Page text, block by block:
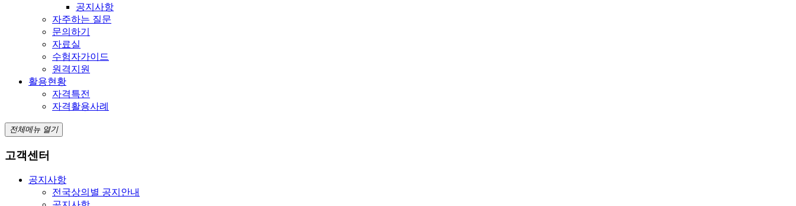
공지사항
자주하는 질문
문의하기
자료실
수험자가이드
원격지원
활용현황
자격특전
자격활용사례
전체메뉴 열기
고객센터
공지사항
전국상의별 공지안내